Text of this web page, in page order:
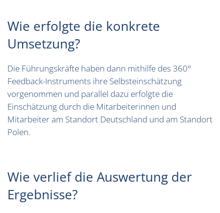
Wie erfolgte die konkrete
Umsetzung?
Die Führungskräfte haben dann mithilfe des 360°
Feedback-Instruments ihre Selbsteinschätzung
vorgenommen und parallel dazu erfolgte die
Einschätzung durch die Mitarbeiterinnen und
Mitarbeiter am Standort Deutschland und am Standort
Polen.
Wie verlief die Auswertung der
Ergebnisse?